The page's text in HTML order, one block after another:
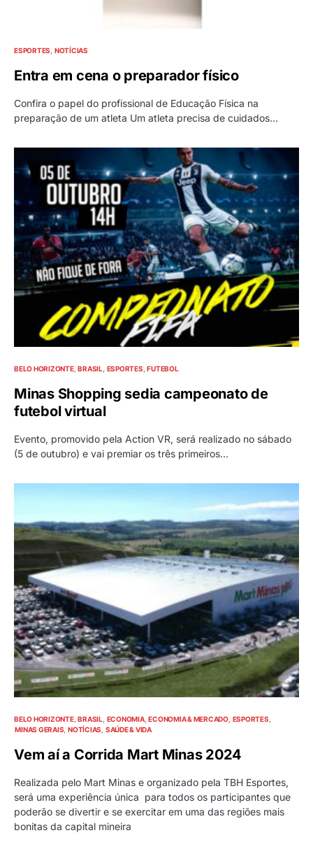
ESPORTES NOTÍCIAS
Entra em cena o preparador físico
Confira o papel do profissional de Educação Física na
preparação de um atleta Um atleta precisa de cuidados…
BELO HORIZONTE BRASIL ESPORTES FUTEBOL
Minas Shopping sedia campeonato de
futebol virtual
Evento, promovido pela Action VR, será realizado no sábado
(5 de outubro) e vai premiar os três primeiros…
BELO HORIZONTE BRASIL ECONOMIA ECONOMIA & MERCADO ESPORTES
MINAS GERAIS NOTÍCIAS SAÚDE & VIDA
Vem aí a Corrida Mart Minas 2024
Realizada pelo Mart Minas e organizado pela TBH Esportes,
será uma experiência única para todos os participantes que
poderão se divertir e se exercitar em uma das regiões mais
bonitas da capital mineira